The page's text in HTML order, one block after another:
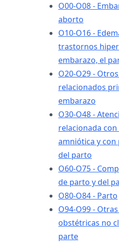
O00-O08 -
aborto
O10-O16 -
trastornos
embarazo, el
O20-O29 -
relacionados
embarazo
O30-O48 -
relacionada
amniótica y
del parto
O60-O75 -
de parto y del
O80-O84 - Parto
O94-O99 -
obstétricas no
parte